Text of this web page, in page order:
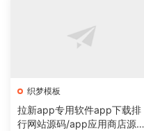
织梦模板
拉新app专用软件app下载排
行网站源码/app应用商店源